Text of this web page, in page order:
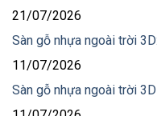
21/07/2026
Sàn gỗ nhựa ngoài trời
11/07/2026
Sàn gỗ nhựa ngoài trời